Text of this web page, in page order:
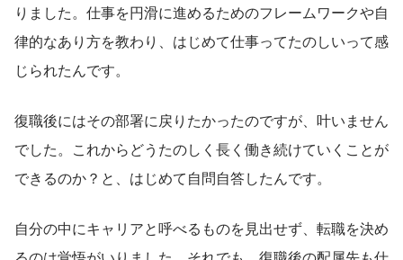
りました。仕事を円滑に進めるためのフレームワークや自
律的なあり方を教わり、はじめて仕事ってたのしいって感
じられたんです。
復職後にはその部署に戻りたかったのですが、叶いません
でした。これからどうたのしく長く働き続けていくことが
できるのか？と、はじめて自問自答したんです。
自分の中にキャリアと呼べるものを見出せず、転職を決め